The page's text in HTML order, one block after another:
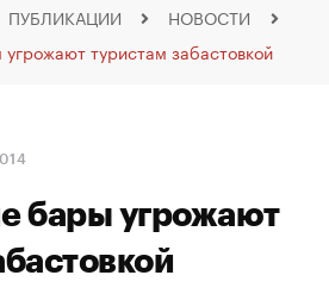
ПУБЛИКАЦИИ
НОВОСТИ
туристам забастовкой
бары угрожают